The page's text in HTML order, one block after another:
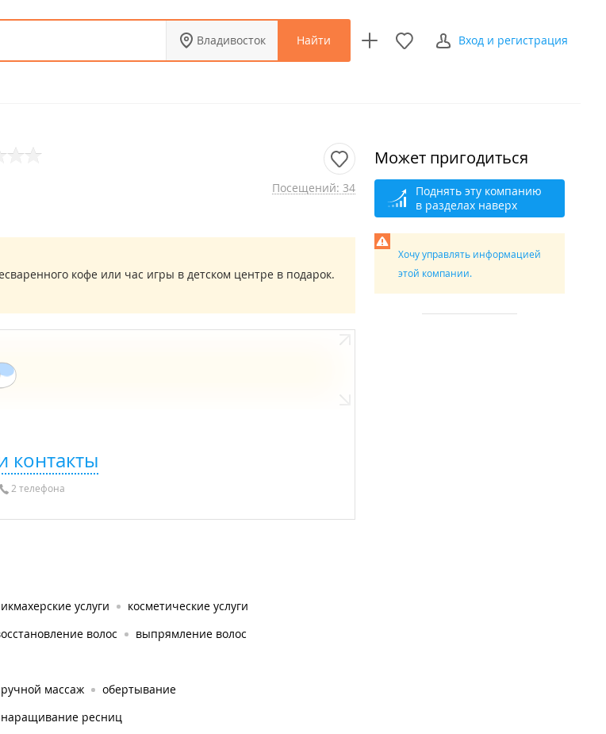
Владивосток Найти Вход и регистрация
Посещений: 34
кофе или час игры в детском центре в подарок.
контакты
2 телефона
услуги
косметические услуги
волос
выпрямление волос
ручной массаж
обертывание
наращивание ресниц
Может пригодиться
Поднять эту компанию
в разделах наверх
Хочу управлять информацией
этой компании.